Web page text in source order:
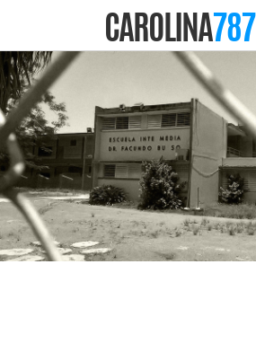
CAROLINA787